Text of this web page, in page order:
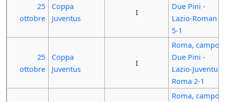
25
ottobre
Coppa
Juventus
I
Due Pini -
Lazio-Roman
5-1
25
ottobre
Coppa
Juventus
I
Roma, campo
Due Pini -
Lazio-Juventus
Roma 2-1
Roma, campo